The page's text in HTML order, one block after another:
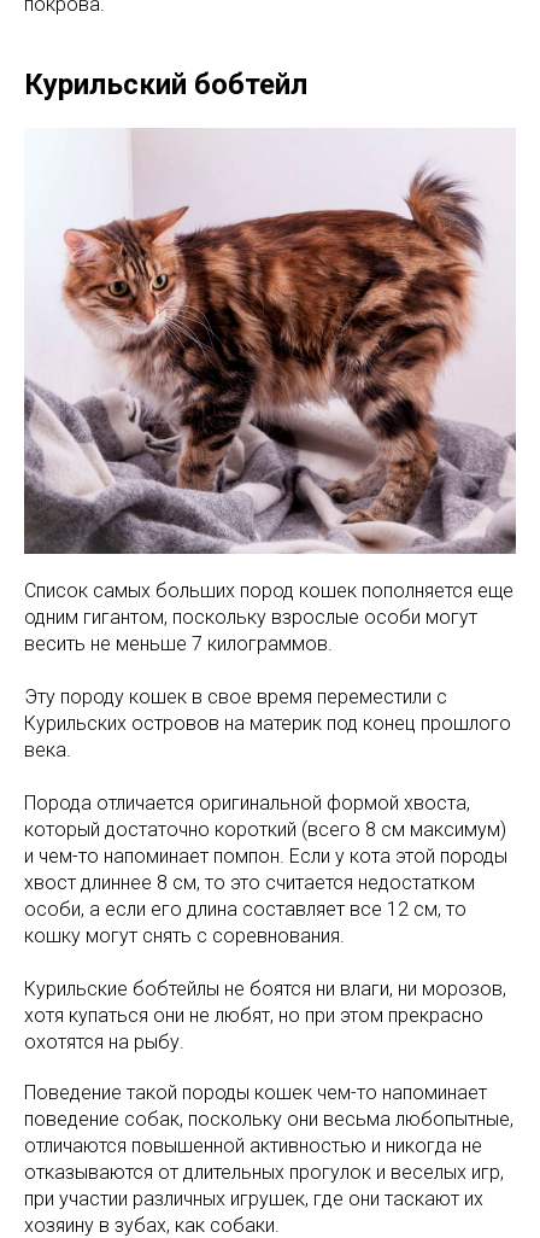
покрова.
Курильский бобтейл
Список самых больших пород кошек пополняется еще
одним гигантом, поскольку взрослые особи могут
весить не меньше 7 килограммов.
Эту породу кошек в свое время переместили с
Курильских островов на материк под конец прошлого
века.
Порода отличается оригинальной формой хвоста,
который достаточно короткий (всего 8 см максимум)
и чем-то напоминает помпон. Если у кота этой породы
хвост длиннее 8 см, то это считается недостатком
особи, а если его длина составляет все 12 см, то
кошку могут снять с соревнования.
Курильские бобтейлы не боятся ни влаги, ни морозов,
хотя купаться они не любят, но при этом прекрасно
охотятся на рыбу.
Поведение такой породы кошек чем-то напоминает
поведение собак, поскольку они весьма любопытные,
отличаются повышенной активностью и никогда не
отказываются от длительных прогулок и веселых игр,
при участии различных игрушек, где они таскают их
хозяину в зубах, как собаки.